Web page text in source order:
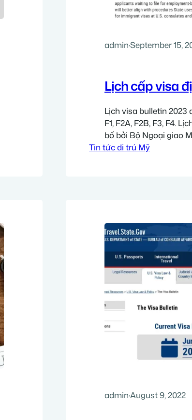
admin·September 15,
Lịch cấp visa
Lịch visa bulletin 2023
F1, F2A, F2B, F3, F4.
bố bởi Bộ Ngoại giao
Diện hồ sơ nào nằm
Tin tức di trú Mỹ
admin·August 9, 2022